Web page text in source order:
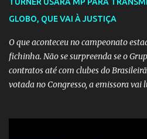
GLOBO, QUE VAI À JUSTIÇA
O que aconteceu no campeonato
fichinha. Não se surpreenda se o
contratos até com clubes do
votada no Congresso, a emissora